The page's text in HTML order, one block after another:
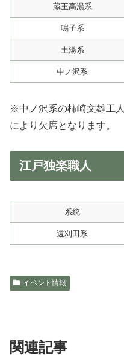
蔵王高湯系
鳴子系
土湯系
中ノ沢系
※中ノ沢系の柿崎文雄工
により欠席となります。
江戸独楽職人
系統
遠刈田系
イベント情報
関連記事